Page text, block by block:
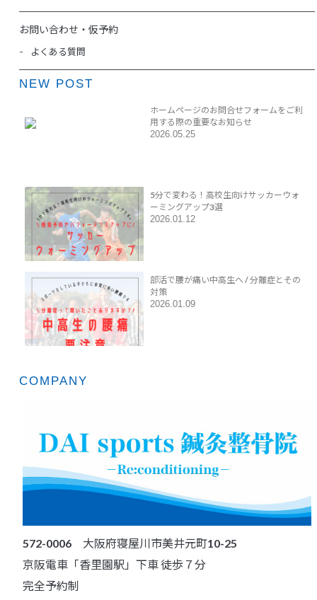
お問い合わせ・仮予約
よくある質問
NEW POST
ホームページのお問合せフォームをご利
用する際の重要なお知らせ
2026.05.25
5分で変わる！高校生向けサッカーウォ
ーミングアップ3選
2026.01.12
部活で腰が痛い中高生へ / 分離症とその
対策
2026.01.09
COMPANY
572-0006 大阪府寝屋川市美井元町10-25
京阪電車「香里園駅」下車 徒歩７分
完全予約制